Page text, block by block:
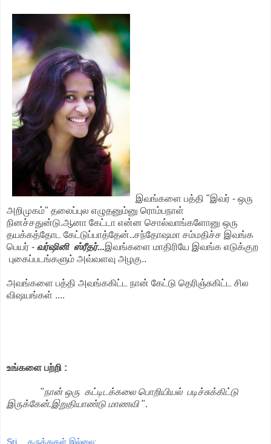
இவங்களை பத்தி "இவர் - ஒரு
அறிமுகம்" தலைப்புல எழுதனும்னு ரொம்பநாள்
நினச்சதுன்டு.ஆனா கேட்டா என்ன சொல்வாங்களோனு ஒரு
தயக்கத்தோட கேட்டுப்பாத்தேன்..சந்தோஷமா சம்மதிச்ச இவங்க
பெயர் - வர்ஷினி ஸ்ரீதர்...இவங்களை மாதிரியே இவங்க எடுக்குற
புகைப்படங்களும் அவ்வளவு அழகு..
அவங்களை பத்தி அவங்ககிட்ட நான் கேட்டு தெரிஞ்சுகிட்ட சில
விஷயங்கள் ....
உங்களை பற்றி :
"நான் ஒரு கட்டிடக்கலை பொறியியல் படிச்சுக்கிட்டு
இருக்கேன்.இறுதியாண்டு மாணவி ".
Sri கருத்துகள் இல்லை: